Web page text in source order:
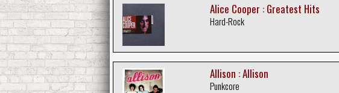
Alice Cooper : Greatest Hits
Hard-Rock
Allison : Allison
Punkcore